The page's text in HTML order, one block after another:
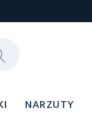
NARZUTY